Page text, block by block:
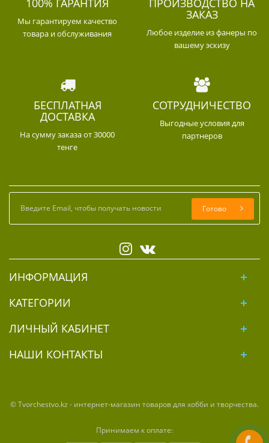
100% ГАРАНТИЯ
Мы гарантируем качество
товара и обслуживания
ПРОИЗВОДСТВО НА
ЗАКАЗ
Любое изделие из фанеры по
вашему эскизу
БЕСПЛАТНАЯ
ДОСТАВКА
На сумму заказа от 30000
тенге
СОТРУДНИЧЕСТВО
Выгодные условия для
партнеров
Готово
ИНФОРМАЦИЯ
КАТЕГОРИИ
ЛИЧНЫЙ КАБИНЕТ
НАШИ КОНТАКТЫ
© Tvorchestvo.kz - интернет-магазин товаров для хобби и творчества.
Принимаем к оплате: